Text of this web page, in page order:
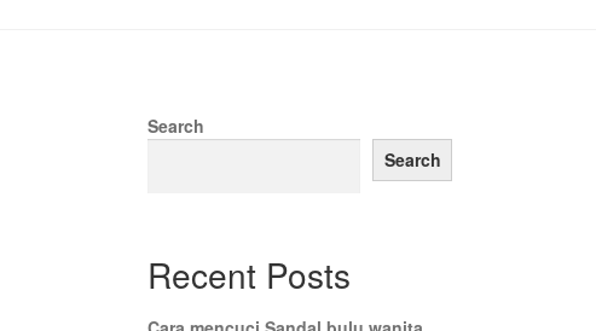
Search
Search
Recent Posts